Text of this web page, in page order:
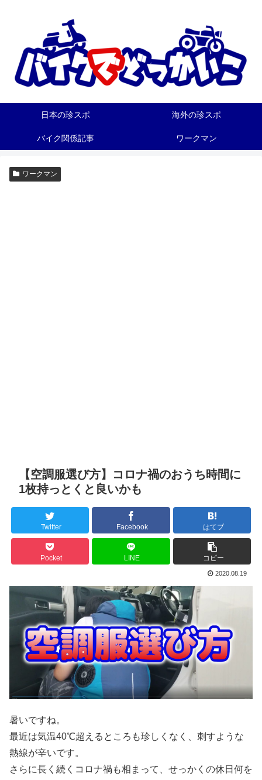
日本の珍スポ 海外の珍スポ
バイク関係記事 ワークマン
ワークマン
【空調服選び方】コロナ禍のおうち時間に
1枚持っとくと良いかも
Twitter Facebook はてブ
Pocket LINE コピー
2020.08.19
暑いですね。
最近は気温40℃超えるところも珍しくなく、刺すような
熱線が辛いです。
さらに長く続くコロナ禍も相まって、せっかくの休日何を